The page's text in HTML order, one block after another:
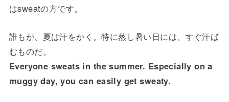
はsweatの方です。
誰もが、夏は汗をかく。特に蒸し暑い日には、すぐ汗ば
むものだ。
Everyone sweats in the summer. Especially on a
muggy day, you can easily get sweaty.